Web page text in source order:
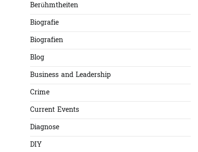
Berühmtheiten
Biografie
Biografien
Blog
Business and Leadership
Crime
Current Events
Diagnose
DIY